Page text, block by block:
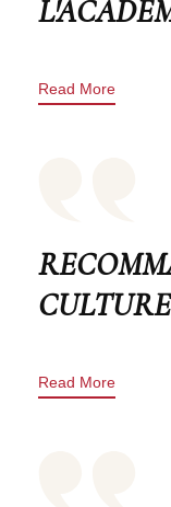
Read More
CULTURE
Read More